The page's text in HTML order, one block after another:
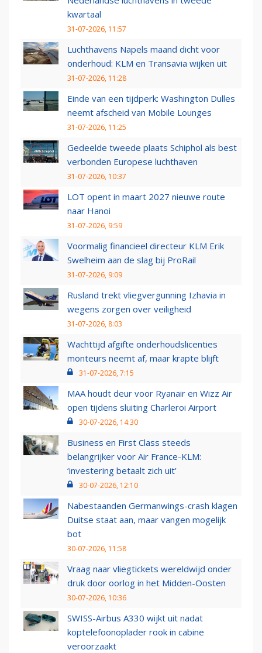
kwartaal
31-07-2026, 11:57
Luchthavens Napels maand dicht voor
onderhoud: KLM en Transavia wijken uit
31-07-2026, 11:28
Einde van een tijdperk: Washington Dulles
neemt afscheid van Mobile Lounges
31-07-2026, 11:25
Gedeelde tweede plaats Schiphol als best
verbonden Europese luchthaven
31-07-2026, 10:37
LOT opent in maart 2027 nieuwe route
naar Hanoi
31-07-2026, 9:59
Voormalig financieel directeur KLM Erik
Swelheim aan de slag bij ProRail
31-07-2026, 9:09
Rusland trekt vliegvergunning Izhavia in
wegens zorgen over veiligheid
31-07-2026, 8:03
Wachttijd afgifte onderhoudslicenties
monteurs neemt af, maar krapte blijft
31-07-2026, 7:15
MAA houdt deur voor Ryanair en Wizz Air
open tijdens sluiting Charleroi Airport
30-07-2026, 14:30
Business en First Class steeds
belangrijker voor Air France-KLM:
‘investering betaalt zich uit’
30-07-2026, 12:10
Nabestaanden Germanwings-crash klagen
Duitse staat aan, maar vangen mogelijk
bot
30-07-2026, 11:58
Vraag naar vliegtickets wereldwijd onder
druk door oorlog in het Midden-Oosten
30-07-2026, 10:36
SWISS-Airbus A330 wijkt uit nadat
koptelefoonoplader rook in cabine
veroorzaakt